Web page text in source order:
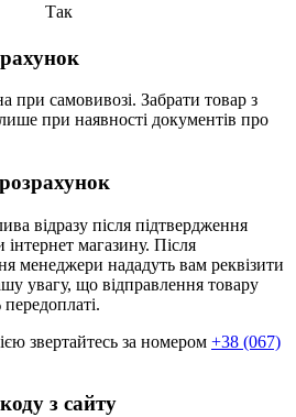
Так
при самовивозі. Забрати товар з
при наявності документів про
відразу після підтвердження
магазину. Після
менеджери нададуть вам реквізити
увагу, що відправлення товару
звертайтесь за номером +38 (067)
з сайту